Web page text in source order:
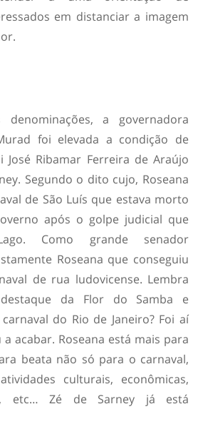
em distanciar a imagem
a governadora
foi elevada a condição de
José Ribamar Ferreira de Araújo
Segundo o dito cujo, Roseana
de São Luís que estava morto
após o golpe judicial que
Como grande senador
Roseana que conseguiu
de rua ludovicense. Lembra
da Flor do Samba e
do Rio de Janeiro? Foi aí
acabar. Roseana está mais para
beata não só para o carnaval,
culturais, econômicas,
etc… Zé de Sarney já está